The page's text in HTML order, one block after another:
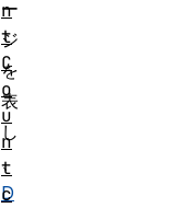
ー
ジ
を
表
し
、
D
n
t
C
o
u
n
t
c